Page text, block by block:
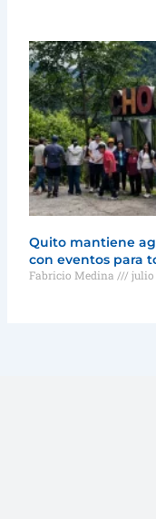
Quito mantiene
con eventos para
Fabricio Medina julio